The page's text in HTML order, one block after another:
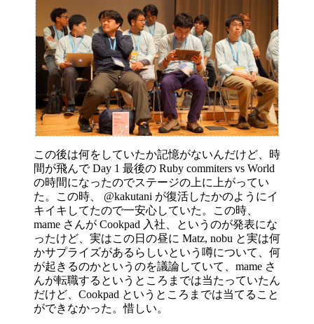
この後は何をしていたか記憶がないんだけど、時
間が飛んで Day 1 最後の Ruby commiters vs World
の時間になったのでステージの上に上がってい
た。この時、 @kakutani が復活したかのようにイ
キイキしてたので一安心していた。この時、
mame さんが Cookpad 入社、というのが発表にな
ったけど、実はこの日の昼に Matz, nobu と実は何
かサプライズがあるらしいという噂について、何
が起きるのかというのを議論していて、mame さ
んが転職するというところまでは当たっていたん
だけど、Cookpad というところまでは当てること
ができなかった。惜しい。